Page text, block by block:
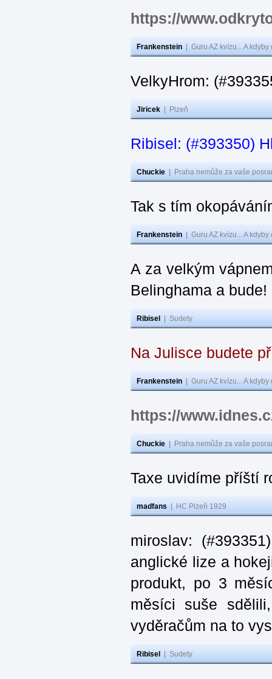
https://
Frankenstein Guru AZ kvízu... A
VelkyHrom:
Jiricek Plzeň
Ribisel: (#393350)
Chuckie Praha nemůže za vaše
Tak s tím
Frankenstein Guru AZ kvízu... A
A za velkým
Belinghama a bude!
Ribisel Sudety
Na Julisce budete
Frankenstein Guru AZ kvízu... A
https://
Chuckie Praha nemůže za vaše
Taxe uvidíme příští
madfans HC Plzeň 1929
miroslav:
anglické lize a
produkt, po 3
měsíci suše
vyděračům na to
Ribisel Sudety